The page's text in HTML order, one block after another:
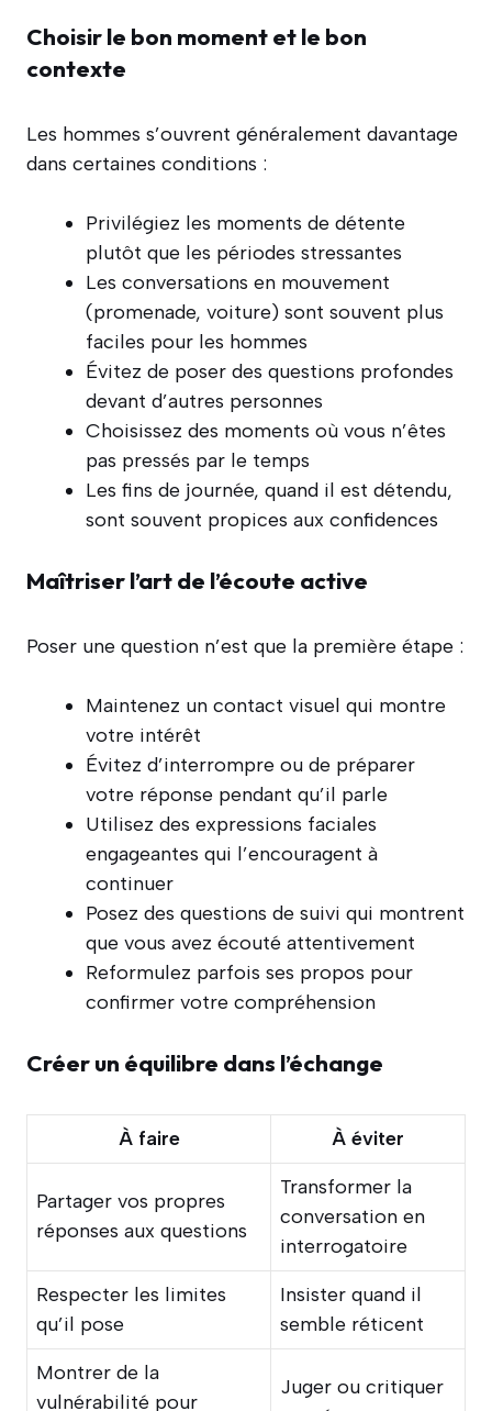
Choisir le bon moment et le bon
contexte
Les hommes s’ouvrent généralement davantage
dans certaines conditions :
Privilégiez les moments de détente
plutôt que les périodes stressantes
Les conversations en mouvement
(promenade, voiture) sont souvent plus
faciles pour les hommes
Évitez de poser des questions profondes
devant d’autres personnes
Choisissez des moments où vous n’êtes
pas pressés par le temps
Les fins de journée, quand il est détendu,
sont souvent propices aux confidences
Maîtriser l’art de l’écoute active
Poser une question n’est que la première étape :
Maintenez un contact visuel qui montre
votre intérêt
Évitez d’interrompre ou de préparer
votre réponse pendant qu’il parle
Utilisez des expressions faciales
engageantes qui l’encouragent à
continuer
Posez des questions de suivi qui montrent
que vous avez écouté attentivement
Reformulez parfois ses propos pour
confirmer votre compréhension
Créer un équilibre dans l’échange
À faire À éviter
Partager vos propres
réponses aux questions
Transformer la
conversation en
interrogatoire
Respecter les limites
qu’il pose
Insister quand il
semble réticent
Montrer de la
vulnérabilité pour
Juger ou critiquer